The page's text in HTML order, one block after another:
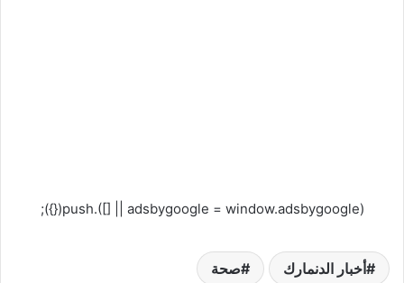
(adsbygoogle = window.adsbygoogle || []).push({});
أخبار الدنمارك صحة